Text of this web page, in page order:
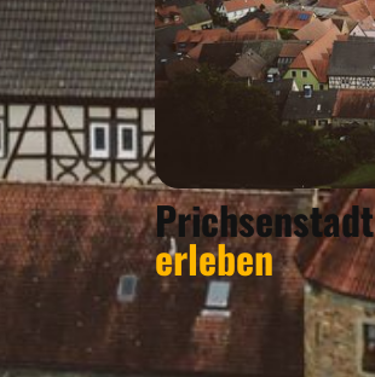
Prichsenstadt
erleben